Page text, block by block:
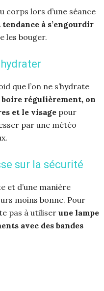
corps lors d’une séance
à s’engourdir
les bouger.
que l’on ne s’hydrate
boire régulièrement, on
et le visage pour
par une météo
sur la sécurité
et d’une manière
moins bonne. Pour
pas à utiliser une lampe
avec des bandes